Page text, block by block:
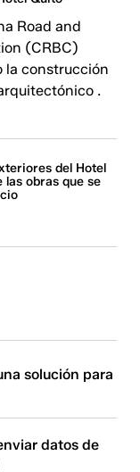
Road and
(CRBC)
la construcción
​​​​​.
del Hotel
las obras que se
solución para
datos de